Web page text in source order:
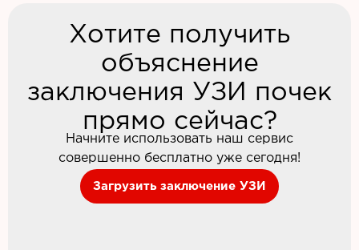
Хотите получить
объяснение
заключения УЗИ почек
прямо сейчас?
Начните использовать наш сервис
совершенно бесплатно уже сегодня!
Загрузить заключение УЗИ